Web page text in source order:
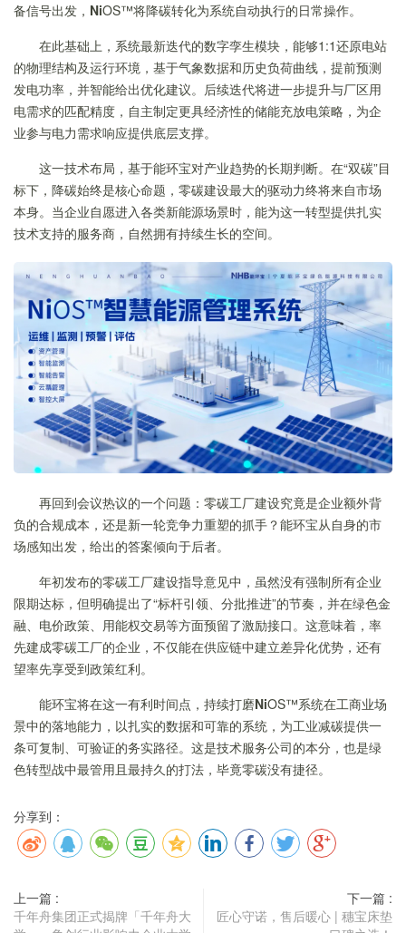
备信号出发， NiOS™将降碳转化为系统自动执行的日常操作。
在此基础上，系统最新迭代的数字孪生模块，能够1:1还原电站
的物理结构及运行环境，基于气象数据和历史负荷曲线，提前预测
发电功率，并智能给出优化建议。后续迭代将进一步提升与厂区用
电需求的匹配精度，自主制定更具经济性的储能充放电策略，为企
业参与电力需求响应提供底层支撑。
这一技术布局，基于能环宝对产业趋势的长期判断。在“双碳”目
标下，降碳始终是核心命题，零碳建设最大的驱动力终将来自市场
本身。当企业自愿进入各类新能源场景时，能为这一转型提供扎实
技术支持的服务商，自然拥有持续生长的空间。
再回到会议热议的一个问题：零碳工厂建设究竟是企业额外背
负的合规成本，还是新一轮竞争力重塑的抓手？能环宝从自身的市
场感知出发，给出的答案倾向于后者。
年初发布的零碳工厂建设指导意见中，虽然没有强制所有企业
限期达标，但明确提出了“标杆引领、分批推进”的节奏，并在绿色金
融、电价政策、用能权交易等方面预留了激励接口。这意味着，率
先建成零碳工厂的企业，不仅能在供应链中建立差异化优势，还有
望率先享受到政策红利。
能环宝将在这一有利时间点，持续打磨NiOS™系统在工商业场
景中的落地能力，以扎实的数据和可靠的系统，为工业减碳提供一
条可复制、可验证的务实路径。这是技术服务公司的本分，也是绿
色转型战中最管用且最持久的打法，毕竟零碳没有捷径。
分享到：
上一篇 :
千年舟集团正式揭牌「千年舟大
下一篇 :
匠心守诺，售后暖心 | 穗宝床垫